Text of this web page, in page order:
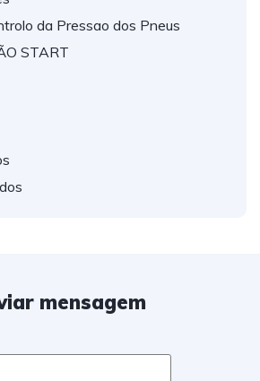
da Pressao dos Pneus
START
mensagem